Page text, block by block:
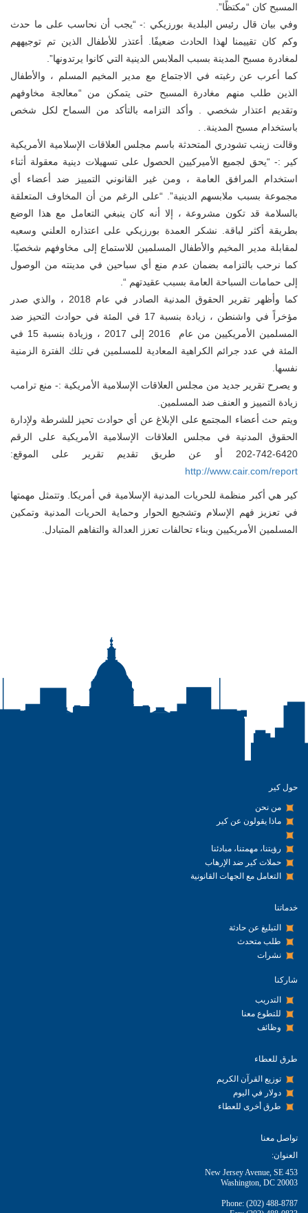
المسبح كان “مكتظًا”.
وفي بيان قال رئيس البلدية بورزيكي :- “يجب أن نحاسب على ما حدث
وكم كان تقييمنا لهذا الحادث ضعيفًا. أعتذر للأطفال الذين تم توجيههم
لمغادرة مسبح المدينة بسبب الملابس الدينية التي كانوا يرتدونها”.
كما أعرب عن رغبته في الاجتماع مع مدير المخيم المسلم ، والأطفال
الذين طلب منهم مغادرة المسبح حتى يتمكن من “معالجة مخاوفهم
وتقديم اعتذار شخصي . وأكد التزامه بالتأكد من السماح لكل شخص
باستخدام مسبح المدينة. .
وقالت زينب تشودري المتحدثة باسم مجلس العلاقات الإسلامية الأمريكية
كير :- “يحق لجميع الأميركيين الحصول على تسهيلات دينية معقولة أثناء
استخدام المرافق العامة ، ومن غير القانوني التمييز ضد أعضاء أي
مجموعة بسبب ملابسهم الدينية”. “على الرغم من أن المخاوف المتعلقة
بالسلامة قد تكون مشروعة ، إلا أنه كان ينبغي التعامل مع هذا الوضع
بطريقة أكثر لباقة. نشكر العمدة بورزيكي على اعتذاره العلني وسعيه
لمقابلة مدير المخيم والأطفال المسلمين للاستماع إلى مخاوفهم شخصيًا.
كما نرحب بالتزامه بضمان عدم منع أي سباحين في مدينته من الوصول
إلى حمامات السباحة العامة بسبب عقيدتهم “.
كما وأظهر تقرير الحقوق المدنية الصادر في عام 2018 ، والذي صدر
مؤخراً في واشنطن ، زيادة بنسبة 17 في المئة في حوادث التحيز ضد
المسلمين الأمريكيين من عام 2016 إلى 2017 ، وزيادة بنسبة 15 في
المئة في عدد جرائم الكراهية المعادية للمسلمين في تلك الفترة الزمنية
نفسها.
و يصرح تقرير جديد من مجلس العلاقات الإسلامية الأمريكية :- منع ترامب
زيادة التمييز و العنف ضد المسلمين.
ويتم حث أعضاء المجتمع على الإبلاغ عن أي حوادث تحيز للشرطة ولإدارة
الحقوق المدنية في مجلس العلاقات الإسلامية الأمريكية على الرقم
6420-742-202 أو عن طريق تقديم تقرير على الموقع:
http://www.cair.com/report
كير هي أكبر منظمة للحريات المدنية الإسلامية في أمريكا. وتتمثل مهمتها
في تعزيز فهم الإسلام وتشجيع الحوار وحماية الحريات المدنية وتمكين
المسلمين الأمريكيين وبناء تحالفات تعزز العدالة والتفاهم المتبادل.
حول كير
من نحن
ماذا يقولون عن كير
رؤيتنا، مهمتنا، مبادئنا
حملات كير ضد الإرهاب
التعامل مع الجهات القانونية
خدماتنا
التبليغ عن حادثة
طلب متحدث
نشرات
شاركنا
التدريب
للتطوع معنا
وظائف
طرق للعطاء
توزيع القرآن الكريم
دولار في اليوم
طرق أخرى للعطاء
تواصل معنا
العنوان:
453 New Jersey Avenue, SE
Washington, DC 20003
Phone: (202) 488-8787